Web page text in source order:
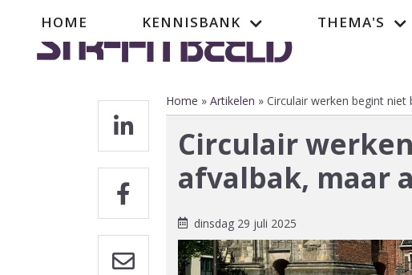
Hoofdnavigatie
HOME KENNISBANK THEMA'S
Kruimelpad
Home Artikelen Circulair werken begint
Circulair
afvalbak, maar
dinsdag 29 juli 2025